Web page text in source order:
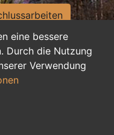
eine bessere
Durch die Nutzung
Verwendung